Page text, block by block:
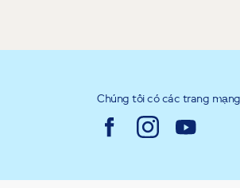
Chúng tôi có các trang